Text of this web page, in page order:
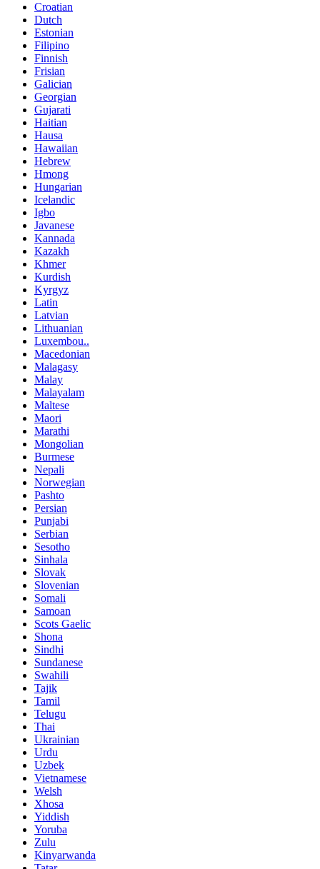
Croatian
Dutch
Estonian
Filipino
Finnish
Frisian
Galician
Georgian
Gujarati
Haitian
Hausa
Hawaiian
Hebrew
Hmong
Hungarian
Icelandic
Igbo
Javanese
Kannada
Kazakh
Khmer
Kurdish
Kyrgyz
Latin
Latvian
Lithuanian
Luxembou..
Macedonian
Malagasy
Malay
Malayalam
Maltese
Maori
Marathi
Mongolian
Burmese
Nepali
Norwegian
Pashto
Persian
Punjabi
Serbian
Sesotho
Sinhala
Slovak
Slovenian
Somali
Samoan
Scots Gaelic
Shona
Sindhi
Sundanese
Swahili
Tajik
Tamil
Telugu
Thai
Ukrainian
Urdu
Uzbek
Vietnamese
Welsh
Xhosa
Yiddish
Yoruba
Zulu
Kinyarwanda